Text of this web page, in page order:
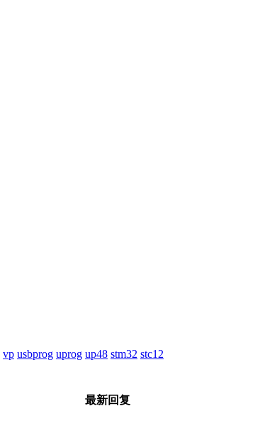
vp usbprog uprog up48 stm32 stc12
最新回复